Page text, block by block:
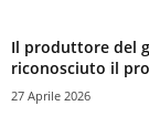
Il produttore del
riconosciuto il
27 Aprile 2026